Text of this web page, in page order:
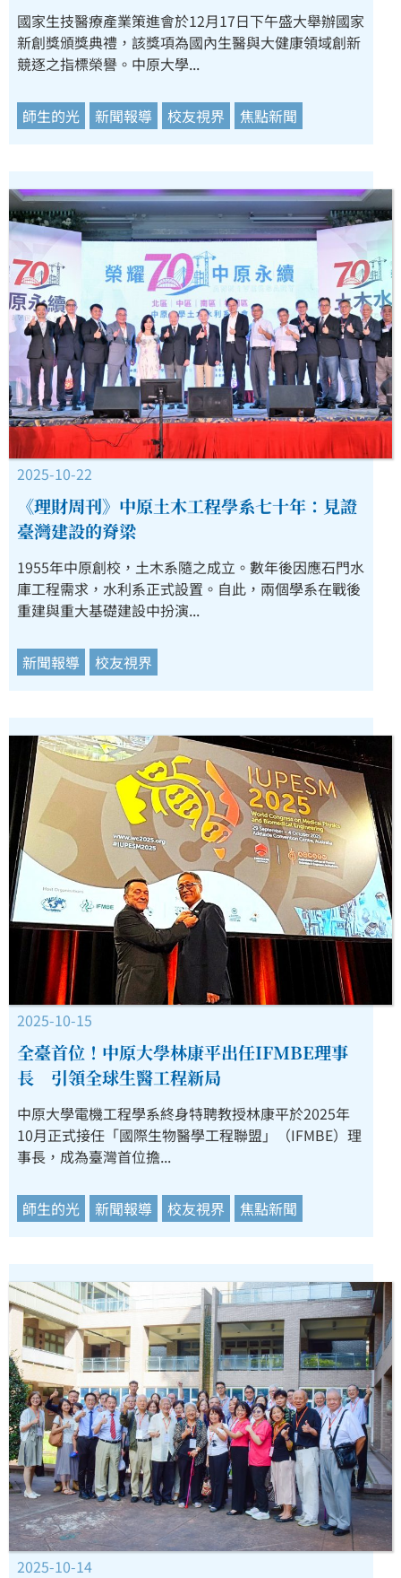
國家生技醫療產業策進會於12月17日下午盛大舉辦國家
新創獎頒獎典禮，該獎項為國內生醫與大健康領域創新
競逐之指標榮譽。中原大學...
師生的光 新聞報導 校友視界 焦點新聞
2025-10-22
《理財周刊》中原土木工程學系七十年：見證
臺灣建設的脊梁
1955年中原創校，土木系隨之成立。數年後因應石門水
庫工程需求，水利系正式設置。自此，兩個學系在戰後
重建與重大基礎建設中扮演...
新聞報導 校友視界
2025-10-15
全臺首位！中原大學林康平出任IFMBE理事
長 引領全球生醫工程新局
中原大學電機工程學系終身特聘教授林康平於2025年
10月正式接任「國際生物醫學工程聯盟」（IFMBE）理
事長，成為臺灣首位擔...
師生的光 新聞報導 校友視界 焦點新聞
2025-10-14